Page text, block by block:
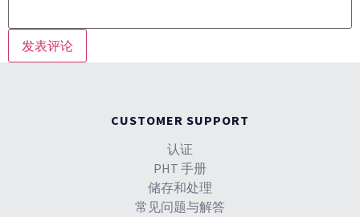
CUSTOMER SUPPORT
认证
PHT 手册
储存和处理
常见问题与解答